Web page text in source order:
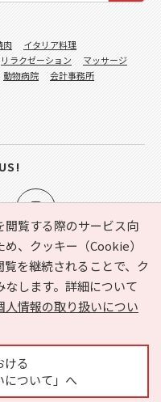
閲覧する際のサービス向
、クッキー（Cookie）
を継続されることで、ク
します。詳細について
人情報の取り扱いについ
ける
について」へ
気に入り
ヘルプ
いて
運営会社
るお問い合わせ
肉
イタリア料理
リラクゼーション
マッサージ
動物病院
会計事務所